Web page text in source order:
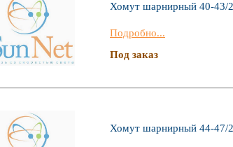
Хомут шарнирный 40-43/
Подробно...
Под заказ
Хомут шарнирный 44-47/